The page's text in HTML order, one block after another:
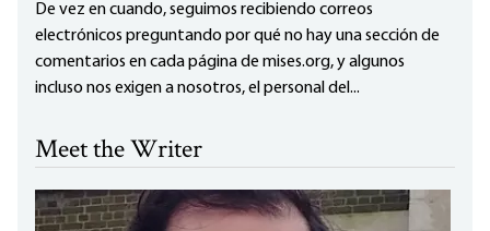
De vez en cuando, seguimos recibiendo correos
electrónicos preguntando por qué no hay una sección de
comentarios en cada página de mises.org, y algunos
incluso nos exigen a nosotros, el personal del...
Meet the Writer